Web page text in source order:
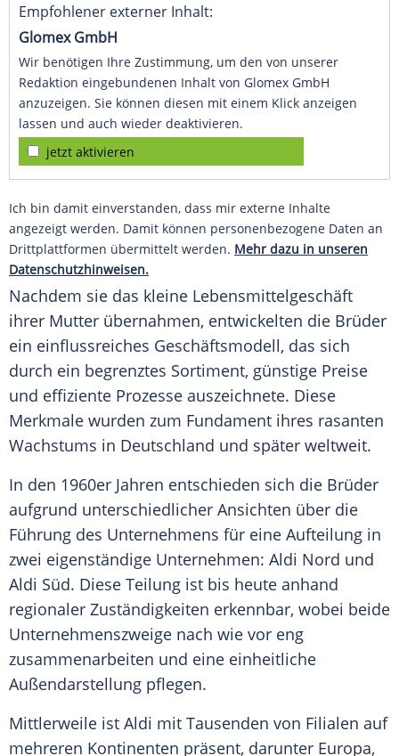
Empfohlener externer Inhalt:
Glomex GmbH
Wir benötigen Ihre Zustimmung, um den von unserer
Redaktion eingebundenen Inhalt von Glomex GmbH
anzuzeigen. Sie können diesen mit einem Klick anzeigen
lassen und auch wieder deaktivieren.
jetzt aktivieren
Ich bin damit einverstanden, dass mir externe Inhalte
angezeigt werden. Damit können personenbezogene Daten an
Drittplattformen übermittelt werden. Mehr dazu in unseren
Datenschutzhinweisen.
Nachdem sie das kleine Lebensmittelgeschäft
ihrer Mutter übernahmen, entwickelten die Brüder
ein einflussreiches Geschäftsmodell, das sich
durch ein begrenztes Sortiment, günstige Preise
und effiziente Prozesse auszeichnete. Diese
Merkmale wurden zum Fundament ihres rasanten
Wachstums in Deutschland und später weltweit.
In den 1960er Jahren entschieden sich die Brüder
aufgrund unterschiedlicher Ansichten über die
Führung des Unternehmens für eine Aufteilung in
zwei eigenständige Unternehmen: Aldi Nord und
Aldi Süd. Diese Teilung ist bis heute anhand
regionaler Zuständigkeiten erkennbar, wobei beide
Unternehmenszweige nach wie vor eng
zusammenarbeiten und eine einheitliche
Außendarstellung pflegen.
Mittlerweile ist Aldi mit Tausenden von Filialen auf
mehreren Kontinenten präsent, darunter Europa,